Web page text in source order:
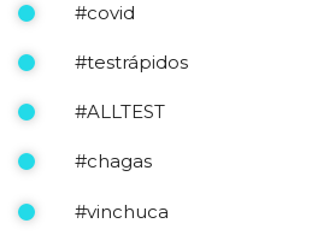
#covid
#testrápidos
#ALLTEST
#chagas
#vinchuca